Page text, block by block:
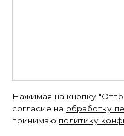
Нажимая на кнопку
согласие на обработку
принимаю политику